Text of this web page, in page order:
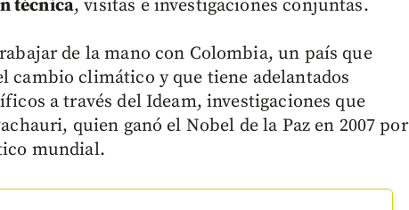
técnica, visitas e investigaciones conjuntas.
de la mano con Colombia, un país que
cambio climático y que tiene adelantados
a través del Ideam, investigaciones que
quien ganó el Nobel de la Paz en 2007 por
mundial.